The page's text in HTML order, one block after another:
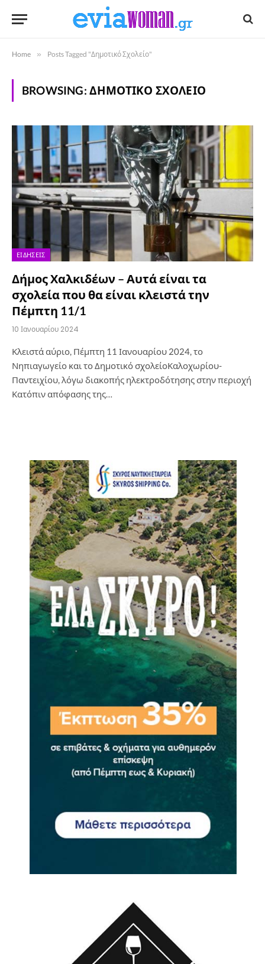
Home » Posts Tagged "Δημοτικό Σχολείο"
BROWSING: ΔΗΜΟΤΙΚΌ ΣΧΟΛΕΊΟ
ΕΙΔΉΣΕΙΣ
Δήμος Χαλκιδέων – Αυτά είναι τα
σχολεία που θα είναι κλειστά την
Πέμπτη 11/1
10 Ιανουαρίου 2024
Κλειστά αύριο, Πέμπτη 11 Ιανουαρίου 2024, το
Νηπιαγωγείο και το Δημοτικό σχολείοΚαλοχωρίου-
Παντειχίου, λόγω διακοπής ηλεκτροδότησης στην περιοχή
Κατόπιν απόφασης της…